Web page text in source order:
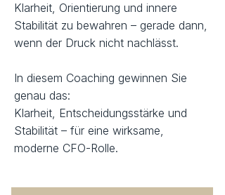
Klarheit, Orientierung und innere
Stabilität zu bewahren – gerade dann,
wenn der Druck nicht nachlässt.
In diesem Coaching gewinnen Sie
genau das:
Klarheit, Entscheidungsstärke und
Stabilität – für eine wirksame,
moderne CFO-Rolle.